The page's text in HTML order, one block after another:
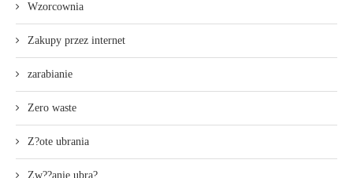
Wzorcownia
Zakupy przez internet
zarabianie
Zero waste
Z?ote ubrania
Zw??anie ubra?